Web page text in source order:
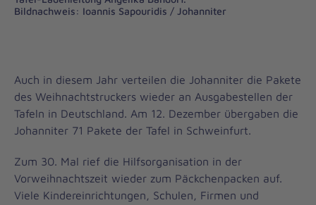
Bildnachweis: Ioannis Sapouridis / Johanniter
Auch in diesem Jahr verteilen die Johanniter die Pakete
des Weihnachtstruckers wieder an Ausgabestellen der
Tafeln in Deutschland. Am 12. Dezember übergaben die
Johanniter 71 Pakete der Tafel in Schweinfurt.
Zum 30. Mal rief die Hilfsorganisation in der
Vorweihnachtszeit wieder zum Päckchenpacken auf.
Viele Kindereinrichtungen, Schulen, Firmen und